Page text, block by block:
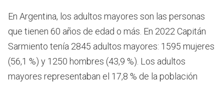
En Argentina, los adultos mayores son las personas
que tienen 60 años de edad o más. En 2022 Capitán
Sarmiento tenía 2845 adultos mayores: 1595 mujeres
(56,1 %) y 1250 hombres (43,9 %). Los adultos
mayores representaban el 17,8 % de la población